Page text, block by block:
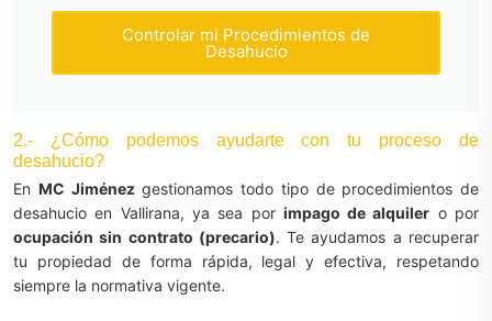
Controlar mi Procedimientos de
Desahucio
2.- ¿Cómo podemos ayudarte con tu proceso de
desahucio?
En MC Jiménezgestionamos todo tipo de procedimientos de
desahucio en Vallirana, ya sea por impago de alquiler o por
ocupación sin contrato (precario). Te ayudamos a recuperar
tu propiedad de forma rápida, legal y efectiva, respetando
siempre la normativa vigente.